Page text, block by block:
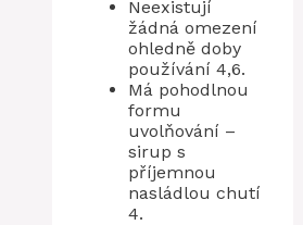
Neexistují
žádná omezení
ohledně doby
používání 4,6.
Má pohodlnou
formu
uvolňování –
sirup s
příjemnou
nasládlou chutí
4.